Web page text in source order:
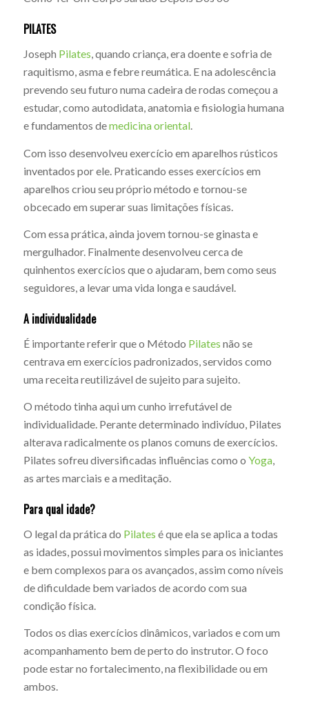
PILATES
Joseph Pilates, quando criança, era doente e sofria de
raquitismo, asma e febre reumática. E na adolescência
prevendo seu futuro numa cadeira de rodas começou a
estudar, como autodidata, anatomia e fisiologia humana
e fundamentos demedicina oriental.
Com isso desenvolveu exercício em aparelhos rústicos
inventados por ele. Praticando esses exercícios em
aparelhos criou seu próprio método e tornou-se
obcecado em superar suas limitações físicas.
Com essa prática, ainda jovem tornou-se ginasta e
mergulhador. Finalmente desenvolveu cerca de
quinhentos exercícios que o ajudaram, bem como seus
seguidores, a levar uma vida longa e saudável.
A individualidade
É importante referir que o Método Pilates não se
centrava em exercícios padronizados, servidos como
uma receita reutilizável de sujeito para sujeito.
O método tinha aqui um cunho irrefutável de
individualidade. Perante determinado indivíduo, Pilates
alterava radicalmente os planos comuns de exercícios.
Pilates sofreu diversificadas influências como o Yoga,
as artes marciais e a meditação.
Para qual idade?
O legal da prática do Pilates é que ela se aplica a todas
as idades, possui movimentos simples para os iniciantes
e bem complexos para os avançados, assim como níveis
de dificuldade bem variados de acordo com sua
condição física.
Todos os dias exercícios dinâmicos, variados e com um
acompanhamento bem de perto do instrutor. O foco
pode estar no fortalecimento, na flexibilidade ou em
ambos.